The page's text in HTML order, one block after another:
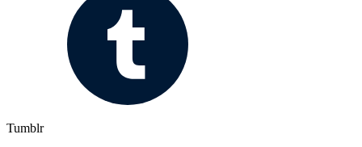
Tumblr